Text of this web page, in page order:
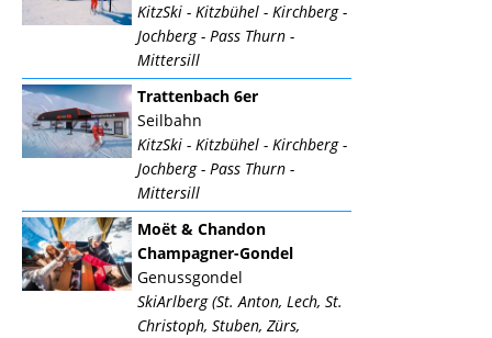
KitzSki - Kitzbühel - Kirchberg -
Jochberg - Pass Thurn -
Mittersill
Trattenbach 6er
Seilbahn
KitzSki - Kitzbühel - Kirchberg -
Jochberg - Pass Thurn -
Mittersill
Moët & Chandon
Champagner-Gondel
Genussgondel
SkiArlberg (St. Anton, Lech, St.
Christoph, Stuben, Zürs,